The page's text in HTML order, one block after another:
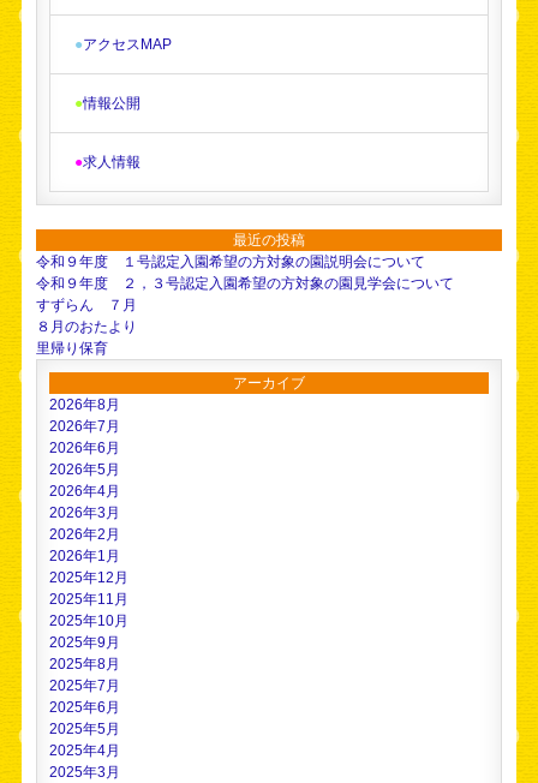
●アクセスMAP
●情報公開
●求人情報
最近の投稿
令和９年度 １号認定入園希望の方対象の園説明会について
令和９年度 ２，３号認定入園希望の方対象の園見学会について
すずらん ７月
８月のおたより
里帰り保育
アーカイブ
2026年8月
2026年7月
2026年6月
2026年5月
2026年4月
2026年3月
2026年2月
2026年1月
2025年12月
2025年11月
2025年10月
2025年9月
2025年8月
2025年7月
2025年6月
2025年5月
2025年4月
2025年3月